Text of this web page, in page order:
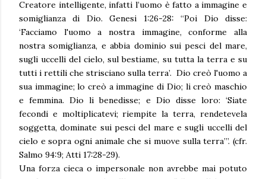
Creatore intelligente, infatti l’uomo è fatto a immagine e
somiglianza di Dio. Genesi 1:26-28: “Poi Dio disse:
‘Facciamo l'uomo a nostra immagine, conforme alla
nostra somiglianza, e abbia dominio sui pesci del mare,
sugli uccelli del cielo, sul bestiame, su tutta la terra e su
tutti i rettili che strisciano sulla terra’. Dio creò l'uomo a
sua immagine; lo creò a immagine di Dio; li creò maschio
e femmina. Dio li benedisse; e Dio disse loro: ‘Siate
fecondi e moltiplicatevi; riempite la terra, rendetevela
soggetta, dominate sui pesci del mare e sugli uccelli del
cielo e sopra ogni animale che si muove sulla terra’”. (cfr.
Salmo 94:9; Atti 17:28-29).
Una forza cieca o impersonale non avrebbe mai potuto